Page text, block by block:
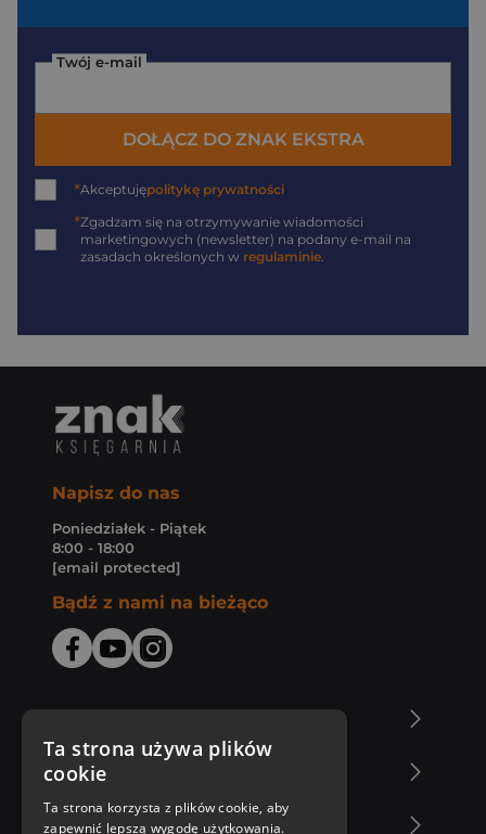
Twój e-mail
DOŁĄCZ DO ZNAK EKSTRA
*Akceptujępolitykę prywatności
*Zgadzam się na otrzymywanie wiadomości
marketingowych (newsletter) na podany e-mail na
zasadach określonych w regulaminie.
Napisz do nas
Poniedziałek - Piątek
8:00 - 18:00
[email protected]
Bądź z nami na bieżąco
Zakupy u nas
Nasza oferta
Ta strona używa plików
cookie
Ta strona korzysta z plików cookie, aby
zapewnić lepszą wygodę użytkowania.